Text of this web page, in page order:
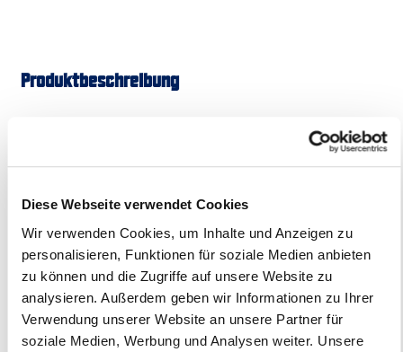
Diese Webseite verwendet Cookies
Wir verwenden Cookies, um Inhalte und Anzeigen zu
personalisieren, Funktionen für soziale Medien anbieten
zu können und die Zugriffe auf unsere Website zu
analysieren. Außerdem geben wir Informationen zu Ihrer
Verwendung unserer Website an unsere Partner für
soziale Medien, Werbung und Analysen weiter. Unsere
Produktbeschreibung
Weil guter Geschmack nicht nur im Glas, sondern auch an
Mach dein Zuhause, deine Bar
oder dein Lieblings-Späti zum offiziellen Mio Mio-Spot — mit
charakteristische Mio Mio‑Logo inklusive Pablo erstrahlt in
strahlendem Blau und sorgt sofort für urbane Stimmung;
die Lichtintensität lässt sich stufenlos dimmen. Zum
Aufhängen, Anschrauben oder Hinstellen.
Das ist enthalten: